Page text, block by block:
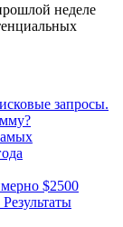
неделе
запросы.
$2500